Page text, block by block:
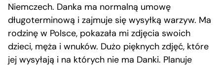
Niemczech. Danka ma normalną umowę
długoterminową i zajmuje się wysyłką warzyw. Ma
rodzinę w Polsce, pokazała mi zdjęcia swoich
dzieci, męża i wnuków. Dużo pięknych zdjęć, które
jej wysyłają i na których nie ma Danki. Planuje